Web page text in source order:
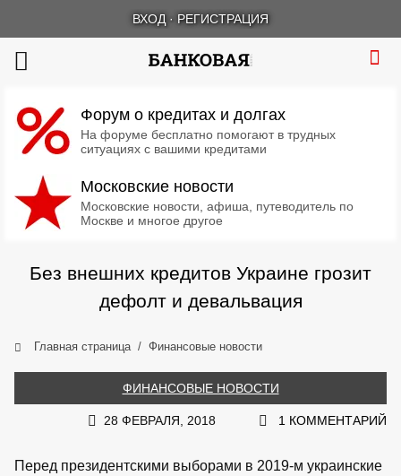
ВХОД · РЕГИСТРАЦИЯ
Форум о кредитах и долгах
На форуме бесплатно помогают в трудных
ситуациях с вашими кредитами
Московские новости
Московские новости, афиша, путеводитель по
Москве и многое другое
Без внешних кредитов Украине грозит
дефолт и девальвация
Главная страница Финансовые новости
ФИНАНСОВЫЕ НОВОСТИ
28 ФЕВРАЛЯ, 2018 1 КОММЕНТАРИЙ
Перед президентскими выборами в 2019-м украинские